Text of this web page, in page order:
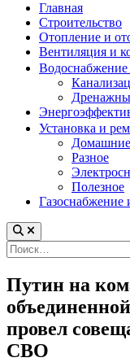
Главная
Строительство
Отопление и
Вентиляция и
Водоснабжение
Установка и
Разное
Полезное
Газоснабжение
Найти:
Путин на
провел
СВО